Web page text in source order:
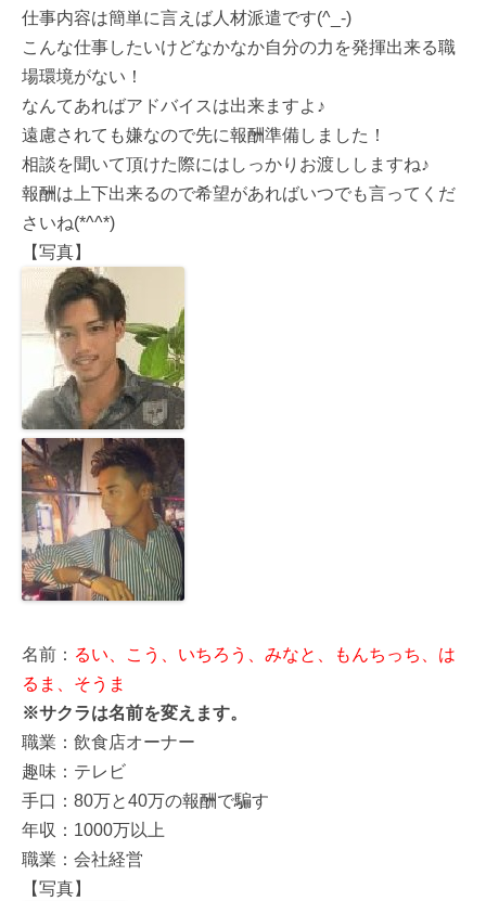
仕事内容は簡単に言えば人材派遣です(^_-)
こんな仕事したいけどなかなか自分の力を発揮出来る職
場環境がない！
なんてあればアドバイスは出来ますよ♪
遠慮されても嫌なので先に報酬準備しました！
相談を聞いて頂けた際にはしっかりお渡ししますね♪
報酬は上下出来るので希望があればいつでも言ってくだ
さいね(*^^*)
【写真】
名前： るい、こう、いちろう、みなと、もんちっち、は
るま、そうま
※サクラは名前を変えます。
職業：飲食店オーナー
趣味：テレビ
手口：80万と40万の報酬で騙す
年収：1000万以上
職業：会社経営
【写真】